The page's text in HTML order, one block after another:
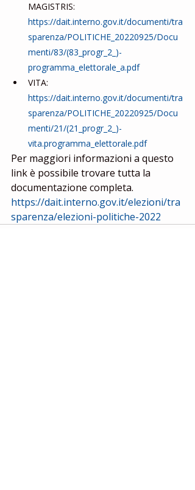
MAGISTRIS:
https://dait.interno.gov.it/documenti/tra
sparenza/POLITICHE_20220925/Docu
menti/83/(83_progr_2_)-
programma_elettorale_a.pdf
VITA:
https://dait.interno.gov.it/documenti/tra
sparenza/POLITICHE_20220925/Docu
menti/21/(21_progr_2_)-
vita.programma_elettorale.pdf
Per maggiori informazioni a questo
link è possibile trovare tutta la
documentazione completa.
https://dait.interno.gov.it/elezioni/tra
sparenza/elezioni-politiche-2022